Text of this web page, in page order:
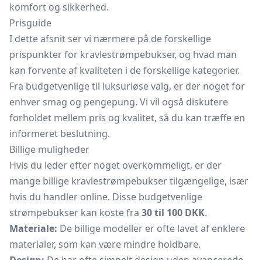
komfort og sikkerhed.
Prisguide
I dette afsnit ser vi nærmere på de forskellige
prispunkter for kravlestrømpebukser, og hvad man
kan forvente af kvaliteten i de forskellige kategorier.
Fra budgetvenlige til luksuriøse valg, er der noget for
enhver smag og pengepung. Vi vil også diskutere
forholdet mellem pris og kvalitet, så du kan træffe en
informeret beslutning.
Billige muligheder
Hvis du leder efter noget overkommeligt, er der
mange billige kravlestrømpebukser tilgængelige, især
hvis du handler online. Disse budgetvenlige
strømpebukser kan koste fra 30 til 100 DKK.
Materiale: De billige modeller er ofte lavet af enklere
materialer, som kan være mindre holdbare.